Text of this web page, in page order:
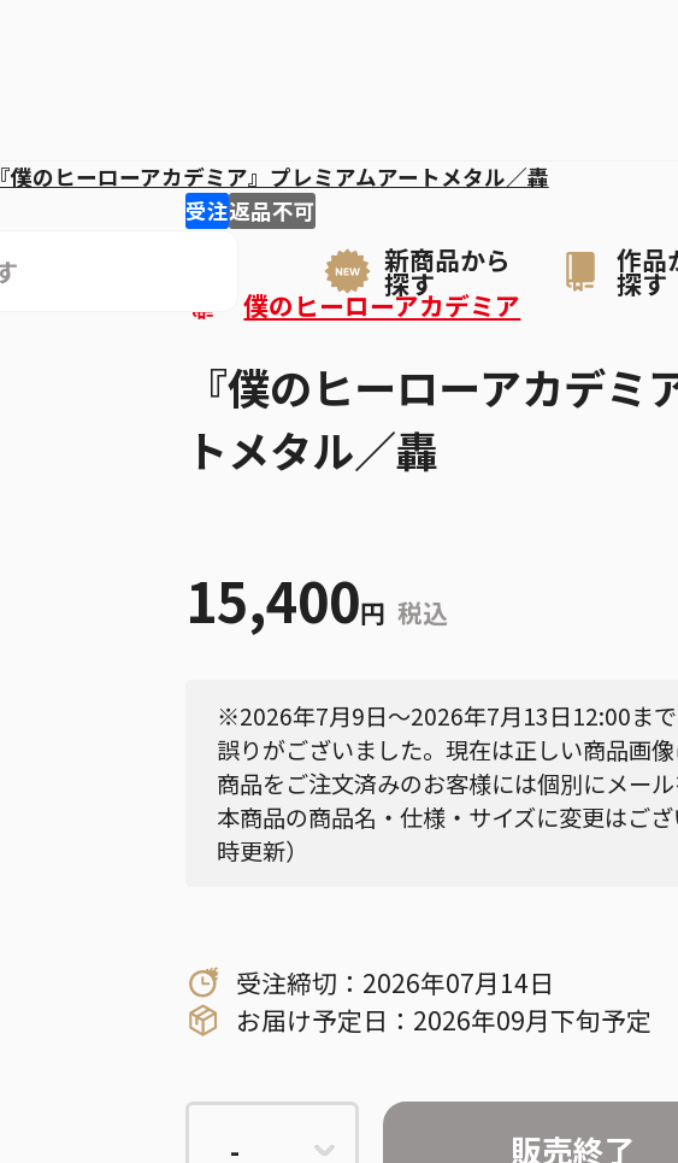
新商品から
探す
作品
探す
『僕のヒーローアカデミア』プレミアムアートメタル／轟
受注返品不可
僕のヒーローアカデミア
『僕のヒーローアカデミ
トメタル／轟
15,400円 税込
※2026年7月9日～2026年7月13日12:00ま
誤りがございました。現在は正しい商品画
商品をご注文済みのお客様には個別にメール
本商品の商品名・仕様・サイズに変更はご
時更新）
受注締切：2026年07月14日
お届け予定日：2026年09月下旬予定
販売終了